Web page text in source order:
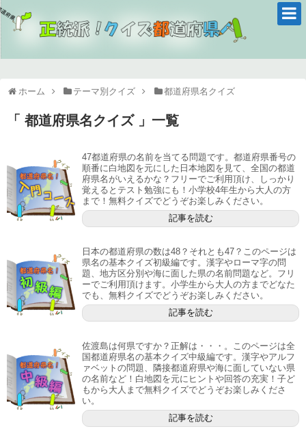
ホーム テーマ別クイズ 都道府県名クイズ
「 都道府県名クイズ 」一覧
47都道府県の名前を当てる問題です。都道府県番号の
順番に白地図を元にした日本地図を見て、全国の都道
府県名がいえるかな？フリーでご利用頂け、しっかり
覚えるとテスト勉強にも！小学校4年生から大人の方
まで！無料クイズでどうぞお楽しみください。
記事を読む
日本の都道府県の数は48？それとも47？このページは
県名の基本クイズ初級編です。漢字やローマ字の問
題、地方区分別や海に面した県の名前問題など。フリ
ーでご利用頂けます。小学生から大人の方までどなた
でも、無料クイズでどうぞお楽しみください。
記事を読む
佐渡島は何県ですか？正解は・・・。このページは全
国都道府県名の基本クイズ中級編です。漢字やアルフ
ァベットの問題、隣接都道府県や海に面していない県
の名前など！白地図を元にヒントや回答の充実！子ど
もから大人まで無料クイズでどうぞお楽しみくださ
い。
記事を読む